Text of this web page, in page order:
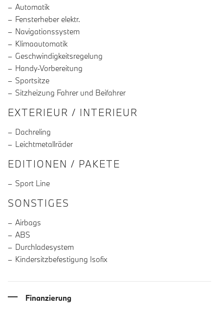
Automatik
Fensterheber elektr.
Navigationssystem
Klimaautomatik
Geschwindigkeitsregelung
Handy-Vorbereitung
Sportsitze
Sitzheizung Fahrer und Beifahrer
EXTERIEUR / INTERIEUR
Dachreling
Leichtmetallräder
EDITIONEN / PAKETE
Sport Line
SONSTIGES
Airbags
ABS
Durchladesystem
Kindersitzbefestigung Isofix
Finanzierung